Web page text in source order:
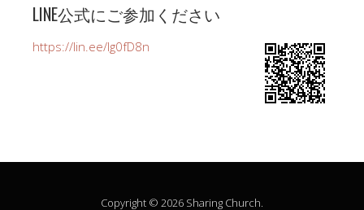
LINE公式にご参加ください
https://lin.ee/Ig0fD8n
Copyright © 2026 Sharing Church.